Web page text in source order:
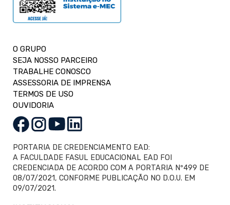
O GRUPO
SEJA NOSSO PARCEIRO
TRABALHE CONOSCO
ASSESSORIA DE IMPRENSA
TERMOS DE USO
OUVIDORIA
PORTARIA DE CREDENCIAMENTO EAD:
A FACULDADE FASUL EDUCACIONAL EAD FOI
CREDENCIADA DE ACORDO COM A PORTARIA Nº499 DE
08/07/2021, CONFORME PUBLICAÇÃO NO D.O.U. EM
09/07/2021.